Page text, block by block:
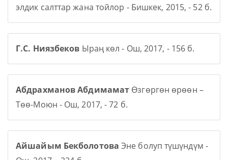
элдик салттар жана тойлор - Бишкек, 2015, - 52 б.
Г.С. Ниязбеков Ыраң көл - Ош, 2017, - 156 б.
Абдрахманов Абдимамат Өзгөргөн өрөөн –
Төө-Моюн - Ош, 2017, - 72 б.
Айшайым Бекболотова Эне болуп түшүндүм -